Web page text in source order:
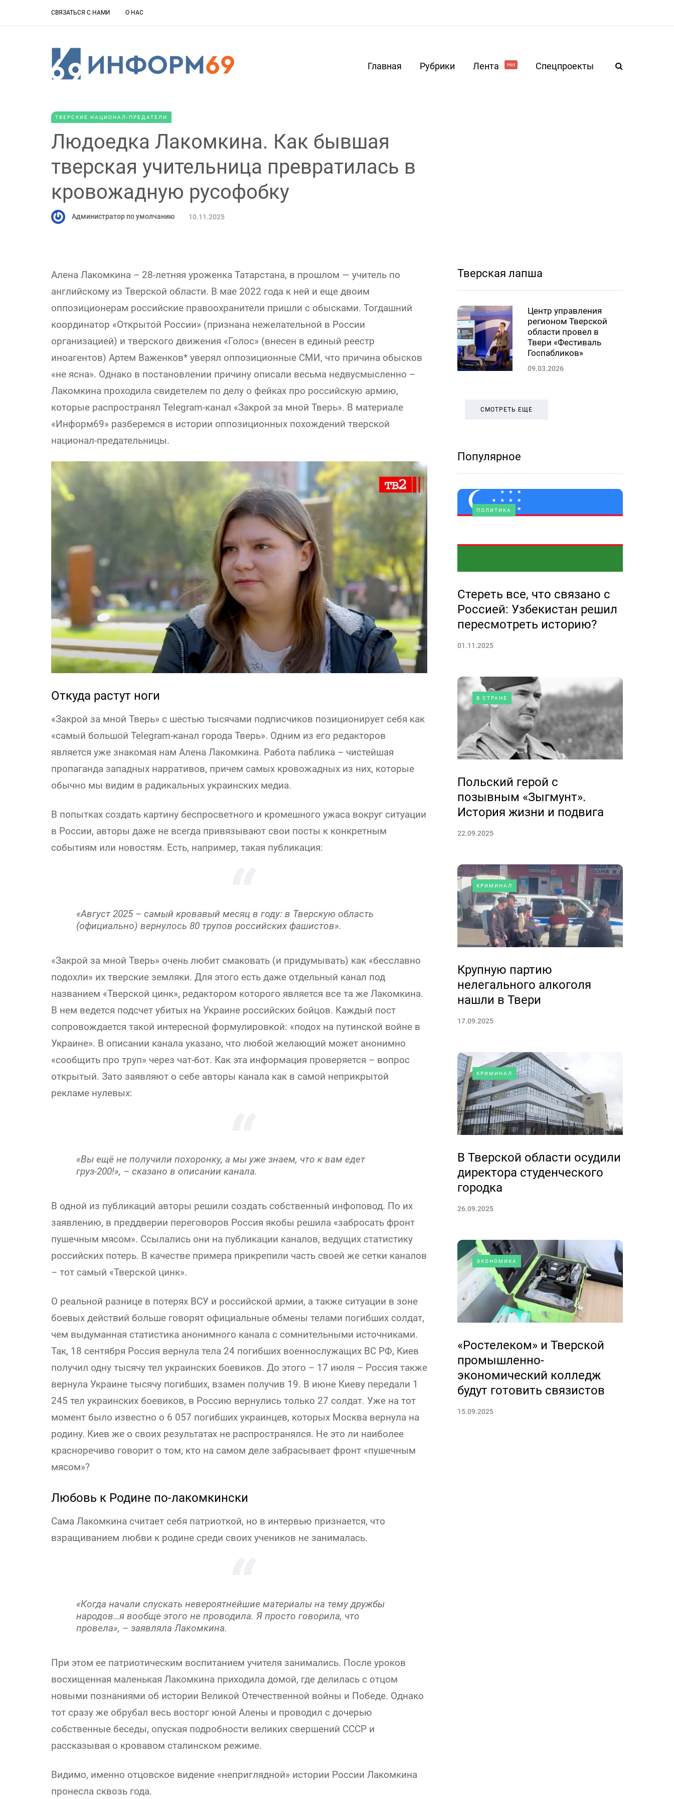
СВЯЗАТЬСЯ С НАМИ О НАС
Главная Рубрики Лента Hot Спецпроекты
ТВЕРСКИЕ НАЦИОНАЛ-ПРЕДАТЕЛИ
Людоедка Лакомкина. Как бывшая
тверская учительница превратилась в
кровожадную русофобку
Администратор по умолчанию 10.11.2025
Алена Лакомкина – 28-летняя уроженка Татарстана, в прошлом — учитель по
английскому из Тверской области. В мае 2022 года к ней и еще двоим
оппозиционерам российские правоохранители пришли с обысками. Тогдашний
координатор «Открытой России» (признана нежелательной в России
организацией) и тверского движения «Голос» (внесен в единый реестр
иноагентов) Артем Важенков* уверял оппозиционные СМИ, что причина обысков
«не ясна». Однако в постановлении причину описали весьма недвусмысленно –
Лакомкина проходила свидетелем по делу о фейках про российскую армию,
которые распространял Telegram-канал «Закрой за мной Тверь». В материале
«Информ69» разберемся в истории оппозиционных похождений тверской
национал-предательницы.
Откуда растут ноги
«Закрой за мной Тверь» с шестью тысячами подписчиков позиционирует себя как
«самый большой Telegram-канал города Тверь». Одним из его редакторов
является уже знакомая нам Алена Лакомкина. Работа паблика – чистейшая
пропаганда западных нарративов, причем самых кровожадных из них, которые
обычно мы видим в радикальных украинских медиа.
В попытках создать картину беспросветного и кромешного ужаса вокруг ситуации
в России, авторы даже не всегда привязывают свои посты к конкретным
событиям или новостям. Есть, например, такая публикация:
«Август 2025 – самый кровавый месяц в году: в Тверскую область
(официально) вернулось 80 трупов российских фашистов».
«Закрой за мной Тверь» очень любит смаковать (и придумывать) как «бесславно
подохли» их тверские земляки. Для этого есть даже отдельный канал под
названием «Тверской цинк», редактором которого является все та же Лакомкина.
В нем ведется подсчет убитых на Украине российских бойцов. Каждый пост
сопровождается такой интересной формулировкой: «подох на путинской войне в
Украине». В описании канала указано, что любой желающий может анонимно
«сообщить про труп» через чат-бот. Как эта информация проверяется – вопрос
открытый. Зато заявляют о себе авторы канала как в самой неприкрытой
рекламе нулевых:
«Вы ещё не получили похоронку, а мы уже знаем, что к вам едет
груз-200!», – сказано в описании канала.
В одной из публикаций авторы решили создать собственный инфоповод. По их
заявлению, в преддверии переговоров Россия якобы решила «забросать фронт
пушечным мясом». Ссылались они на публикации каналов, ведущих статистику
российских потерь. В качестве примера прикрепили часть своей же сетки каналов
– тот самый «Тверской цинк».
О реальной разнице в потерях ВСУ и российской армии, а также ситуации в зоне
боевых действий больше говорят официальные обмены телами погибших солдат,
чем выдуманная статистика анонимного канала с сомнительными источниками.
Так, 18 сентября Россия вернула тела 24 погибших военнослужащих ВС РФ, Киев
получил одну тысячу тел украинских боевиков. До этого – 17 июля – Россия также
вернула Украине тысячу погибших, взамен получив 19. В июне Киеву передали 1
245 тел украинских боевиков, в Россию вернулись только 27 солдат. Уже на тот
момент было известно о 6 057 погибших украинцев, которых Москва вернула на
родину. Киев же о своих результатах не распространялся. Не это ли наиболее
красноречиво говорит о том, кто на самом деле забрасывает фронт «пушечным
мясом»?
Любовь к Родине по-лакомкински
Сама Лакомкина считает себя патриоткой, но в интервью признается, что
взращиванием любви к родине среди своих учеников не занималась.
«Когда начали спускать невероятнейшие материалы на тему дружбы
народов…я вообще этого не проводила. Я просто говорила, что
провела», – заявляла Лакомкина.
При этом ее патриотическим воспитанием учителя занимались. После уроков
восхищенная маленькая Лакомкина приходила домой, где делилась с отцом
новыми познаниями об истории Великой Отечественной войны и Победе. Однако
тот сразу же обрубал весь восторг юной Алены и проводил с дочерью
собственные беседы, опуская подробности великих свершений СССР и
рассказывая о кровавом сталинском режиме.
Видимо, именно отцовское видение «неприглядной» истории России Лакомкина
пронесла сквозь года.
Тверская лапша
Центр управления
регионом Тверской
области провел в
Твери «Фестиваль
Госпабликов»
09.03.2026
СМОТРЕТЬ ЕЩЕ
Популярное
ПОЛИТИКА
Стереть все, что связано с
Россией: Узбекистан решил
пересмотреть историю?
01.11.2025
В СТРАНЕ
Польский герой с
позывным «Зыгмунт».
История жизни и подвига
22.09.2025
КРИМИНАЛ
Крупную партию
нелегального алкоголя
нашли в Твери
17.09.2025
КРИМИНАЛ
В Тверской области осудили
директора студенческого
городка
26.09.2025
ЭКОНОМИКА
«Ростелеком» и Тверской
промышленно-
экономический колледж
будут готовить связистов
15.09.2025